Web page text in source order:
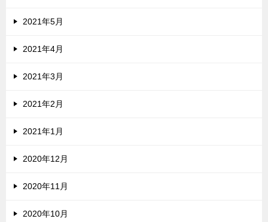
2021年5月
2021年4月
2021年3月
2021年2月
2021年1月
2020年12月
2020年11月
2020年10月